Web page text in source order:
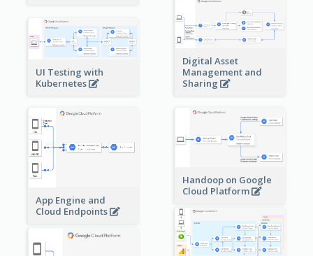
Digital Asset
Management and
Sharing
UI Testing with
Kubernetes
App Engine and
Cloud Endpoints
Handoop on Google
Cloud Platform